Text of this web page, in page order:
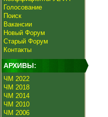
Голосование
Поиск
Вакансии
Новый Форум
Старый Форум
Контакты
АРХИВЫ:
ЧМ 2022
ЧМ 2018
ЧМ 2014
ЧМ 2010
ЧМ 2006